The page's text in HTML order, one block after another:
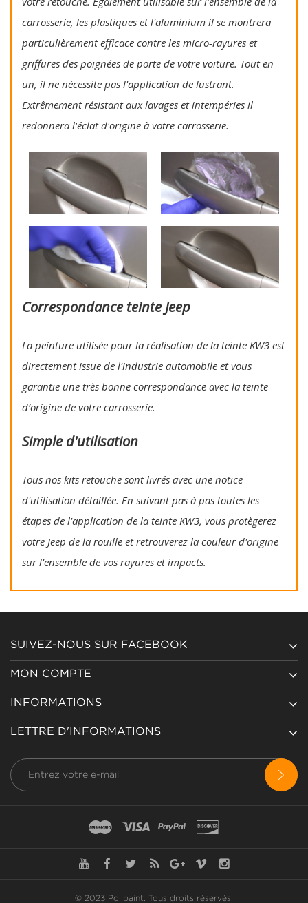
carrosserie, les plastiques et l'aluminium il se montrera
particulièrement efficace contre les micro-rayures et
griffures des poignées de porte de votre voiture. Tout en
un, il ne nécessite pas l'application de lustrant.
Extrêmement résistant aux lavages et intempéries il
redonnera l'éclat d'origine à votre carrosserie.
Correspondance teinte Jeep
La peinture utilisée pour la réalisation de la teinte KW3 est
directement issue de l'industrie automobile et vous
garantie une très bonne correspondance avec la teinte
d’origine de votre carrosserie.
Simple d'utilisation
Tous nos kits retouche sont livrés avec une notice
d'utilisation détaillée. En suivant pas à pas toutes les
étapes de l'application de la teinte KW3, vous protègerez
votre Jeep de la rouille et retrouverez la couleur d'origine
sur l'ensemble de vos rayures et impacts.
SUIVEZ-NOUS SUR FACEBOOK
MON COMPTE
INFORMATIONS
LETTRE D'INFORMATIONS
© 2023 Polipaint. Tous droits réservés.